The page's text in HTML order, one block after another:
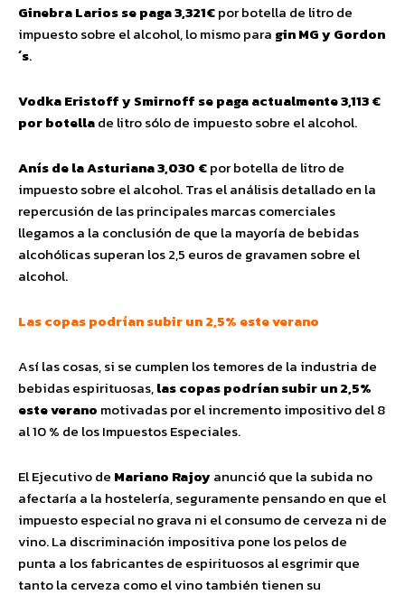
Ginebra Larios se paga 3,321€por botella de litro de
impuesto sobre el alcohol, lo mismo para gin MG y Gordon
´s.
Vodka Eristoff y Smirnoff se paga actualmente 3,113 €
por botellade litro sólo de impuesto sobre el alcohol.
Anís de la Asturiana 3,030 €por botella de litro de
impuesto sobre el alcohol. Tras el análisis detallado en la
repercusión de las principales marcas comerciales
llegamos a la conclusión de que la mayoría de bebidas
alcohólicas superan los 2,5 euros de gravamen sobre el
alcohol.
Las copas podrían subir un 2,5% este verano
Así las cosas, si se cumplen los temores de la industria de
bebidas espirituosas,las copas podrían subir un 2,5%
este verano motivadas por el incremento impositivo del 8
al 10 % de los Impuestos Especiales.
El Ejecutivo de Mariano Rajoyanunció que la subida no
afectaría a la hostelería, seguramente pensando en que el
impuesto especial no grava ni el consumo de cerveza ni de
vino. La discriminación impositiva pone los pelos de
punta a los fabricantes de espirituosos al esgrimir que
tanto la cerveza como el vino también tienen su